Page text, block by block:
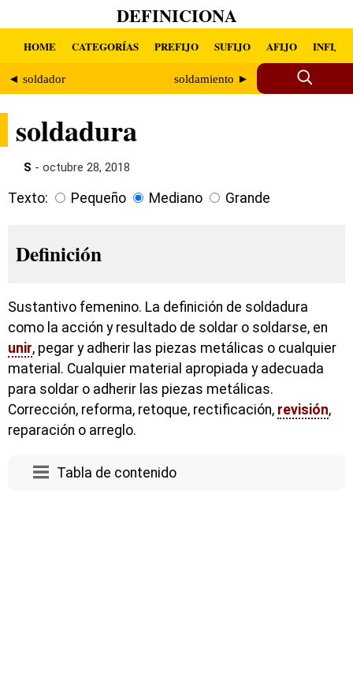
DEFINICIONA
HOME CATEGORÍAS PREFIJO SUFIJO AFIJO INFIJO
◄ soldador soldamiento ►
soldadura
S - octubre 28, 2018
Texto: Pequeño Mediano Grande
Definición
Sustantivo femenino. La definición de soldadura
como la acción y resultado de soldar o soldarse, en
unir, pegar y adherir las piezas metálicas o cualquier
material. Cualquier material apropiada y adecuada
para soldar o adherir las piezas metálicas.
Corrección, reforma, retoque, rectificación, revisión,
reparación o arreglo.
Tabla de contenido